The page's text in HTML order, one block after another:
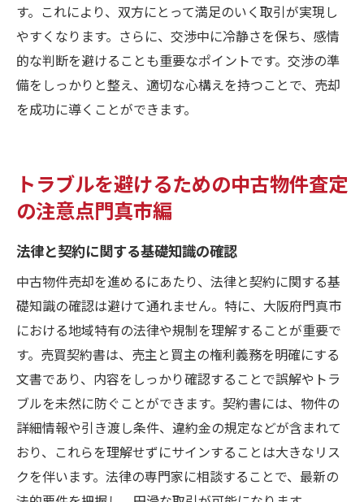
す。これにより、双方にとって満足のいく取引が実現し
やすくなります。さらに、交渉中に冷静さを保ち、感情
的な判断を避けることも重要なポイントです。交渉の準
備をしっかりと整え、適切な心構えを持つことで、売却
を成功に導くことができます。
トラブルを避けるための中古物件査定
の注意点門真市編
法律と契約に関する基礎知識の確認
中古物件売却を進めるにあたり、法律と契約に関する基
礎知識の確認は避けて通れません。特に、大阪府門真市
における地域特有の法律や規制を理解することが重要で
す。売買契約書は、売主と買主の権利義務を明確にする
文書であり、内容をしっかり確認することで誤解やトラ
ブルを未然に防ぐことができます。契約書には、物件の
詳細情報や引き渡し条件、違約金の規定などが含まれて
おり、これらを理解せずにサインすることは大きなリス
クを伴います。法律の専門家に相談することで、最新の